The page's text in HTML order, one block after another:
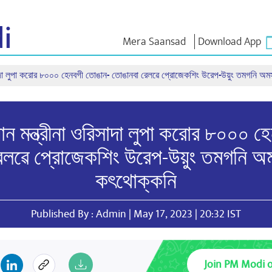
Mera Saansad Download App
লৈঙাক্লোন
লৈঙাক্লোনগী খুদম
ইনফোগ্রাফিক্স
নুংদা
কাংলুপশিং
NaMo Merchandise
Motherhood
অন্তর্জাতিগী
Kashi Vikas Yatra
এন এম
Exam
ইথোক্লবা
ইন্তরভ্যুশিং
ব্লোগ
লুপা করোর ৮০০০ হেনবগী তোঙান- তোঙানবা রেলৱে প্রোজেকশিং উরেপ-উয়ুং তমগনি
মন্ত্রীনা ওরিসাদা লুপা করোর ৮০০০
প্রোজেকশিং উরেপ-উয়ুং তমগনি
কৎথোক্কনি
Published By : Admin | May 17, 2023 | 20:32 IST
Join PM Modi